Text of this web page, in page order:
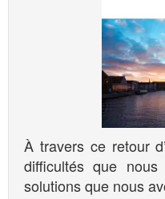
À travers ce retour
difficultés que
solutions que nous